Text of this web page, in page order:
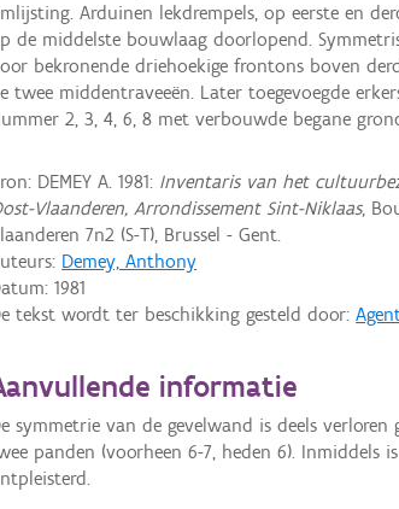
Arduinen lekdrempels, op eerste en
de middelste bouwlaag doorlopend.
bekronende driehoekige frontons boven
twee middentraveeën. Later toegevoegde
2, 3, 4, 6, 8 met verbouwde begane
DEMEY A. 1981: Inventaris van het
Vlaanderen, Arrondissement Sint-Niklaas,
7n2 (S-T), Brussel - Gent.
Demey, Anthony
1981
tekst wordt ter beschikking gesteld door:
informatie
symmetrie van de gevelwand is deels
panden (voorheen 6-7, heden 6). Inmiddels